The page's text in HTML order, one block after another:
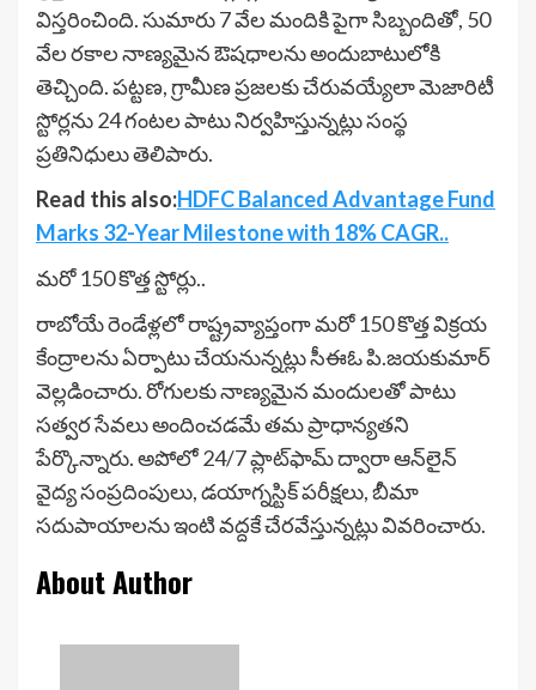
విస్తరించింది. సుమారు 7 వేల మందికి పైగా సిబ్బందితో, 50
వేల రకాల నాణ్యమైన ఔషధాలను అందుబాటులోకి
తెచ్చింది. పట్టణ, గ్రామీణ ప్రజలకు చేరువయ్యేలా మెజారిటీ
స్టోర్లను 24 గంటల పాటు నిర్వహిస్తున్నట్లు సంస్థ
ప్రతినిధులు తెలిపారు.
Read this also:HDFC Balanced Advantage Fund
Marks 32-Year Milestone with 18% CAGR..
మరో 150 కొత్త స్టోర్లు..
రాబోయే రెండేళ్లలో రాష్ట్రవ్యాప్తంగా మరో 150 కొత్త విక్రయ
కేంద్రాలను ఏర్పాటు చేయనున్నట్లు సీఈఓ పి.జయకుమార్
వెల్లడించారు. రోగులకు నాణ్యమైన మందులతో పాటు
సత్వర సేవలు అందించడమే తమ ప్రాధాన్యతని
పేర్కొన్నారు. అపోలో 24/7 ప్లాట్‌ఫామ్ ద్వారా ఆన్‌లైన్
వైద్య సంప్రదింపులు, డయాగ్నస్టిక్ పరీక్షలు, బీమా
సదుపాయాలను ఇంటి వద్దకే చేరవేస్తున్నట్లు వివరించారు.
About Author